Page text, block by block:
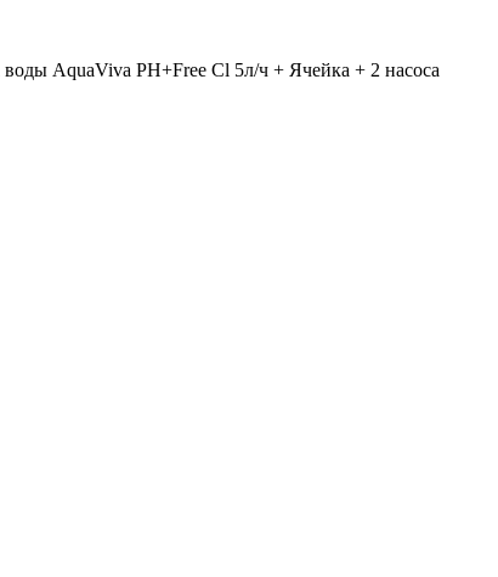
воды AquaViva PH+Free Cl 5л/ч + Ячейка + 2 насоса